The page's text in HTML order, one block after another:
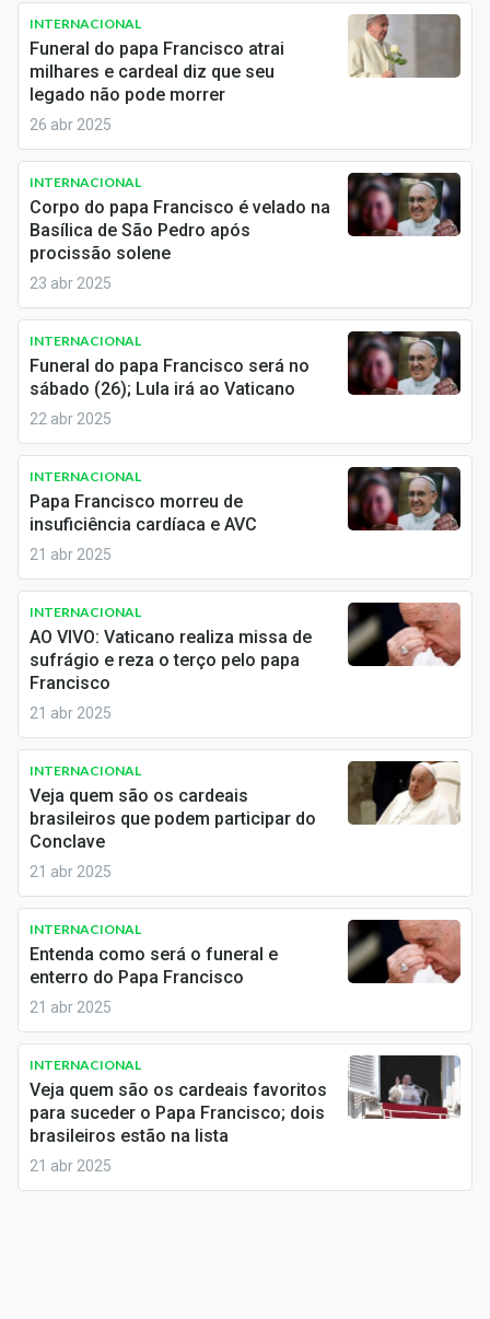
Carteiras Recomendadas
Central de Dividendos
Central de Fundos Imobiliários
Central dos IPOs
Renda Fixa
Finanças Pessoais
Economia
Empresas
Brasil
Política
Especiais
Internacional
Marketing
Tecnologia
Conteúdo de Marca
Sobre
Expediente
Contato
INTERNACIONAL
Funeral do papa Francisco atrai
milhares e cardeal diz que seu
legado não pode morrer
26 abr 2025
INTERNACIONAL
Corpo do papa Francisco é velado na
Basílica de São Pedro após
procissão solene
23 abr 2025
INTERNACIONAL
Funeral do papa Francisco será no
sábado (26); Lula irá ao Vaticano
22 abr 2025
INTERNACIONAL
Papa Francisco morreu de
insuficiência cardíaca e AVC
21 abr 2025
INTERNACIONAL
AO VIVO: Vaticano realiza missa de
sufrágio e reza o terço pelo papa
Francisco
21 abr 2025
INTERNACIONAL
Veja quem são os cardeais
brasileiros que podem participar do
Conclave
21 abr 2025
INTERNACIONAL
Entenda como será o funeral e
enterro do Papa Francisco
21 abr 2025
INTERNACIONAL
Veja quem são os cardeais favoritos
para suceder o Papa Francisco; dois
brasileiros estão na lista
21 abr 2025